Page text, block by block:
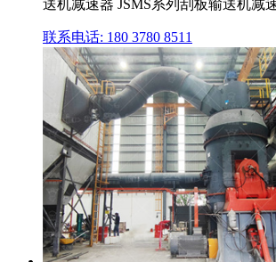
送机减速器 JSMS系列刮板输送机减
联系电话: 180 3780 8511